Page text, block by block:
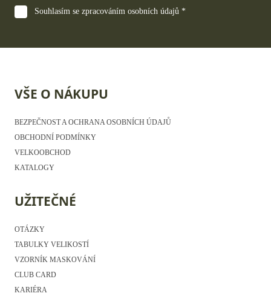
Souhlasím se zpracováním osobních údajů *
VŠE O NÁKUPU
BEZPEČNOST A OCHRANA OSOBNÍCH ÚDAJŮ
OBCHODNÍ PODMÍNKY
VELKOOBCHOD
KATALOGY
UŽITEČNÉ
OTÁZKY
TABULKY VELIKOSTÍ
VZORNÍK MASKOVÁNÍ
CLUB CARD
KARIÉRA